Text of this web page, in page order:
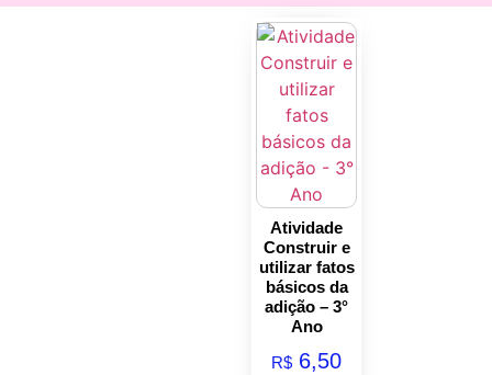
Atividade
Construir e
utilizar fatos
básicos da
adição – 3°
Ano
R$ 6,50